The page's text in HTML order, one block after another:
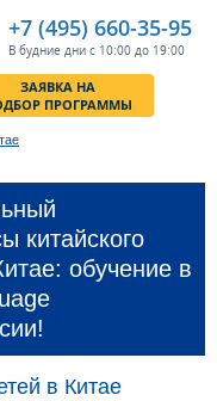
+7 (495) 660-35-95
В будние дни с 10:00 до 19:00
ЗАЯВКА НА
ПОДБОР ПРОГРАММЫ
китайского
обучение в
в Китае